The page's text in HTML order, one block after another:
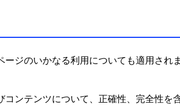
ージのいかなる利用についても適用さ
ンテンツについて、正確性、完全性を